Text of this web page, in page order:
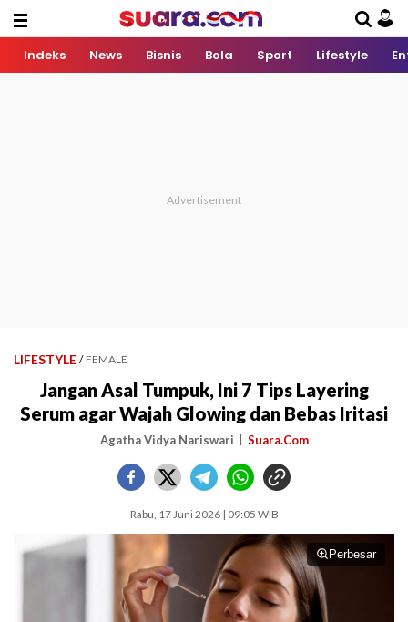
Indeks News Bisnis Bola Sport Lifestyle
LIFESTYLE / FEMALE
Jangan Asal Tumpuk, Ini 7 Tips Layering
Serum agar Wajah Glowing dan Bebas Iritasi
Agatha Vidya Nariswari Suara.Com
Rabu, 17 Juni 2026 | 09:05 WIB
Perbesar